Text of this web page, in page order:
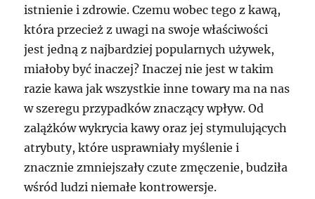
istnienie i zdrowie. Czemu wobec tego z kawą,
która przecież z uwagi na swoje właściwości
jest jedną z najbardziej popularnych używek,
miałoby być inaczej? Inaczej nie jest w takim
razie kawa jak wszystkie inne towary ma na nas
w szeregu przypadków znaczący wpływ. Od
zalążków wykrycia kawy oraz jej stymulujących
atrybuty, które usprawniały myślenie i
znacznie zmniejszały czute zmęczenie, budziła
wśród ludzi niemałe kontrowersje.